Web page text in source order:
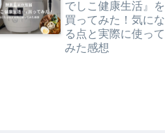
でしこ健康生活』を
買ってみた！気にな
る点と実際に使って
みた感想